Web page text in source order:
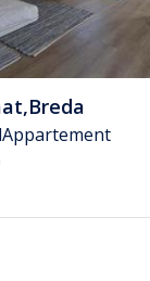
,Breda
Appartement